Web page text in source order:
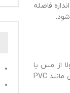
فاصله
از مس یا
آلومینیوم به عنوان هادی سیم استفاده می‌شود؛ زیرا رسانایی الکتریکی بالاتری نسبت به دیگر فلزات دارند. عایق سیم نیز از یک ماده پلاستیکی مانند PVC